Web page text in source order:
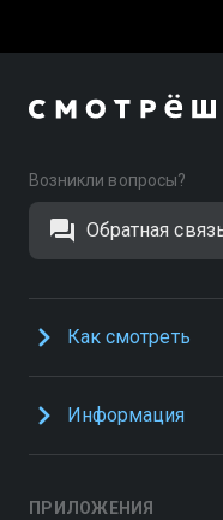
Возникли вопросы?
Обратная
Как смотреть
Информация
ПРИЛОЖЕНИЯ